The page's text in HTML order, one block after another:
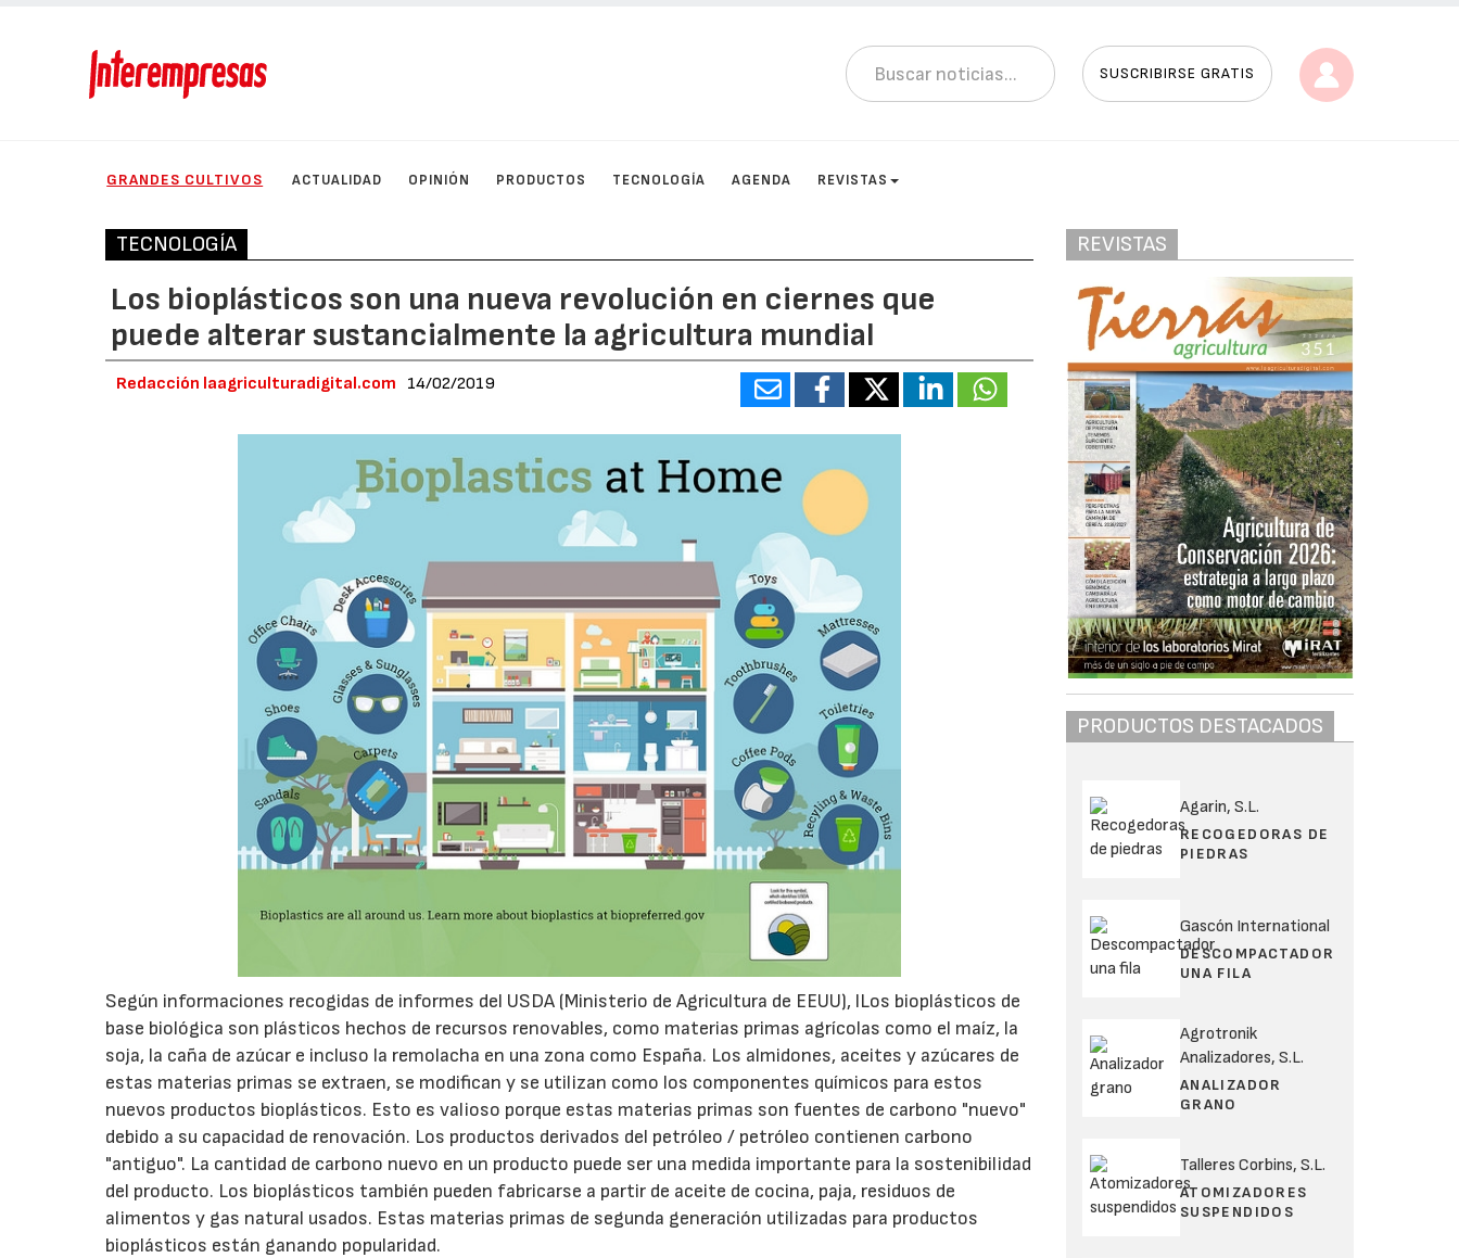
SUSCRIBIRSE GRATIS
GRANDES CULTIVOS ACTUALIDAD OPINIÓN PRODUCTOS TECNOLOGÍA AGENDA REVISTAS
TECNOLOGÍA
Los bioplásticos son una nueva revolución en ciernes que
puede alterar sustancialmente la agricultura mundial
Redacción laagriculturadigital.com 14/02/2019
Según informaciones recogidas de informes del USDA (Ministerio de Agricultura de EEUU), lLos bioplásticos de
base biológica son plásticos hechos de recursos renovables, como materias primas agrícolas como el maíz, la
soja, la caña de azúcar e incluso la remolacha en una zona como España. Los almidones, aceites y azúcares de
estas materias primas se extraen, se modifican y se utilizan como los componentes químicos para estos
nuevos productos bioplásticos. Esto es valioso porque estas materias primas son fuentes de carbono "nuevo"
debido a su capacidad de renovación. Los productos derivados del petróleo / petróleo contienen carbono
"antiguo". La cantidad de carbono nuevo en un producto puede ser una medida importante para la sostenibilidad
del producto. Los bioplásticos también pueden fabricarse a partir de aceite de cocina, paja, residuos de
alimentos y gas natural usados. Estas materias primas de segunda generación utilizadas para productos
bioplásticos están ganando popularidad.
REVISTAS
PRODUCTOS DESTACADOS
Agarin, S.L.
RECOGEDORAS DE
PIEDRAS
Gascón International
DESCOMPACTADOR
UNA FILA
Agrotronik
Analizadores, S.L.
ANALIZADOR
GRANO
Talleres Corbins, S.L.
ATOMIZADORES
SUSPENDIDOS